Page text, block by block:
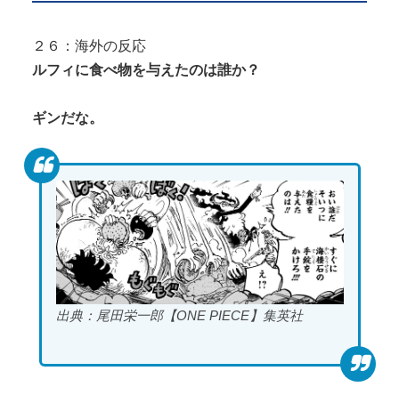
２６：海外の反応
ルフィに食べ物を与えたのは誰か？
ギンだな。
出典：尾田栄一郎【ONE PIECE】集英社